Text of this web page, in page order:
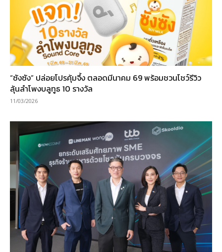
“ซังซัง” ปล่อยโปรคุ้มจึ้ง ตลอดมีนาคม 69 พร้อมชวนโชว์รีวิว
ลุ้นลำโพงบลูทูธ 10 รางวัล
11/03/2026